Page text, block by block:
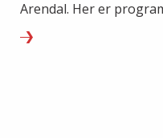
Arendal. Her er